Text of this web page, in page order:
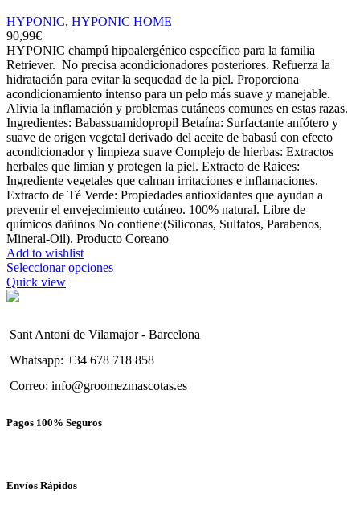
HYPONIC, HYPONIC HOME
90,99€
HYPONIC champú hipoalergénico específico para la familia
Retriever. No precisa acondicionadores posteriores. Refuerza la
hidratación para evitar la sequedad de la piel. Proporciona
acondicionamiento intenso para un pelo más suave y manejable.
Alivia la inflamación y problemas cutáneos comunes en estas razas.
Ingredientes: Babassuamidopropil Betaína: Surfactante anfótero y
suave de origen vegetal derivado del aceite de babasú con efecto
acondicionador y limpieza suave Complejo de hierbas: Extractos
herbales que limian y protegen la piel. Extracto de Raices:
Ingrediente vegetales que calman irritaciones e inflamaciones.
Extracto de Té Verde: Propiedades antioxidantes que ayudan a
prevenir el envejecimiento cutáneo. 100% natural. Libre de
químicos dañinos No contiene:(Siliconas, Sulfatos, Parabenos,
Mineral-Oil). Producto Coreano
Add to wishlist
Seleccionar opciones
Quick view
Sant Antoni de Vilamajor - Barcelona
Whatsapp: +34 678 718 858
Correo: info@groomezmascotas.es
Pagos 100% Seguros
Envíos Rápidos